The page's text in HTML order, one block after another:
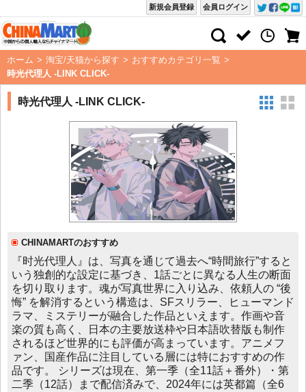
会員ログイン
新規会員登録
ホーム > 淘宝/天猫から探す > おすすめカテゴリ一覧 >
時光代理人 -LINK CLICK-
時光代理人 -LINK CLICK-
CHINAMARTのおすすめ
『时光代理人』は、写真を通じて過去へ“時間旅行”すると
いう独創的な設定に基づき、1話ごとに異なる人生の断面
を切り取ります。魂が写真世界に入り込み、依頼人の “後
悔” を解消するという構造は、SFスリラー、ヒューマンド
ラマ、ミステリーが融合した作品といえます。作画や音
楽の質も高く、日本の主要放送枠や日本語吹替版も制作
されるほど世界的にも評価が高まっています。アニメフ
ァン、国産作品に注目している層には特におすすめの作
品です。 シリーズは現在、第一季（全11話＋番外）・第
二季（12話）まで配信済みで、2024年には英都篇（全6